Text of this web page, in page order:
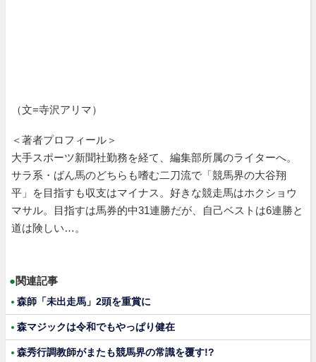
（文=寺沢アリマ）
＜著者プロフィール＞
大手スポーツ新聞社勤務を経て、編集部所属のライターへ。
サラ系・ばん馬のどちらも嗜む二刀流で「競馬界の大谷翔
平」を目指すも収支はマイナス。好きな競走馬はホクショウ
マサル。目指すは馬券的中31連勝だが、自己ベストは6連勝と
道は険しい…。
●関連記事
森師「未出走馬」2頭を重賞に
森マジックは令和でもやっぱり健在
森秀行調教師がまたも競馬界の常識を覆す!?